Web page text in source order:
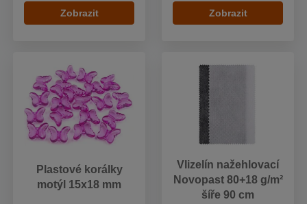
Zobrazit Zobrazit
Plastové korálky
motýl 15x18 mm
Vlizelín nažehlovací
Novopast 80+18 g/m²
šíře 90 cm